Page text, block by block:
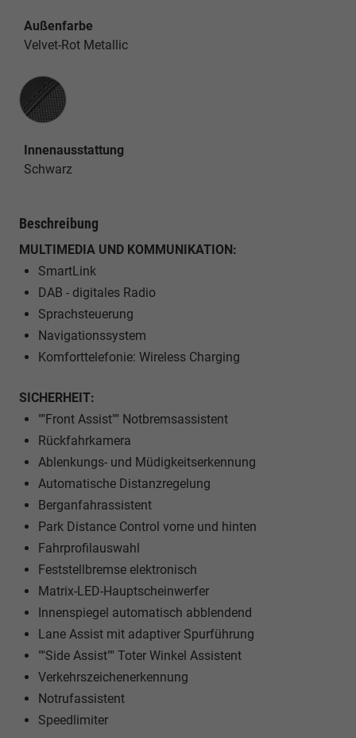
Außenfarbe
Velvet-Rot Metallic
Innenausstattung
Innenausstattung
Schwarz
Beschreibung
MULTIMEDIA UND KOMMUNIKATION:
SmartLink
DAB - digitales Radio
Sprachsteuerung
Navigationssystem
Komforttelefonie: Wireless Charging
SICHERHEIT:
""Front Assist"" Notbremsassistent
Rückfahrkamera
Ablenkungs- und Müdigkeitserkennung
Automatische Distanzregelung
Berganfahrassistent
Park Distance Control vorne und hinten
Fahrprofilauswahl
Feststellbremse elektronisch
Matrix-LED-Hauptscheinwerfer
Innenspiegel automatisch abblendend
Lane Assist mit adaptiver Spurführung
""Side Assist"" Toter Winkel Assistent
Verkehrszeichenerkennung
Notrufassistent
Speedlimiter